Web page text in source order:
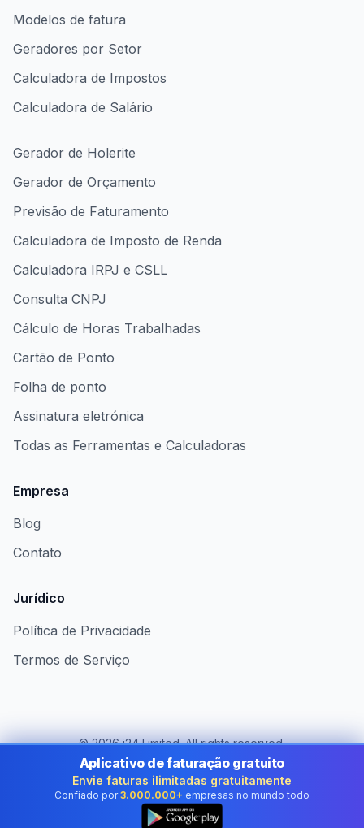
Modelos de fatura
Geradores por Setor
Calculadora de Impostos
Calculadora de Salário
Gerador de Holerite
Gerador de Orçamento
Previsão de Faturamento
Calculadora de Imposto de Renda
Calculadora IRPJ e CSLL
Consulta CNPJ
Cálculo de Horas Trabalhadas
Cartão de Ponto
Folha de ponto
Assinatura eletrónica
Todas as Ferramentas e Calculadoras
Empresa
Blog
Contato
Jurídico
Política de Privacidade
Termos de Serviço
©2026i24 Limited. All rights reserved.
Atendendo empresas no Brazil
Mudar de país:
Brazil
Aplicativo de faturação gratuito
Envie faturas ilimitadas gratuitamente
Confiado por 3.000.000+ empresas no mundo todo